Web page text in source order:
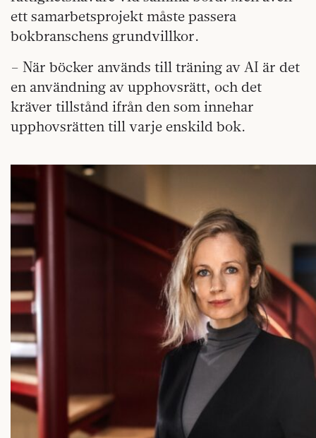
ett samarbetsprojekt måste passera
bokbranschens grundvillkor.
– När böcker används till träning av AI är det
en användning av upphovsrätt, och det
kräver tillstånd ifrån den som innehar
upphovsrätten till varje enskild bok.